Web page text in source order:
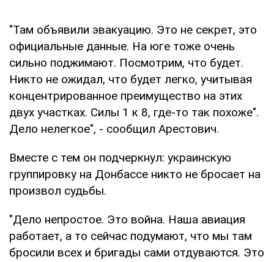
"Там объявили эвакуацию. Это не секрет, это
официальные данные. На юге тоже очень
сильно поджимают. Посмотрим, что будет.
Никто не ожидал, что будет легко, учитывая
концентрированное преимущество на этих
двух участках. Силы 1 к 8, где-то так похоже".
Дело нелегкое", - сообщил Арестович.
Вместе с тем он подчеркнул: украинскую
группировку на Донбассе никто не бросает на
произвол судьбы.
"Дело непростое. Это война. Наша авиация
работает, а то сейчас подумают, что мы там
бросили всех и бригады сами отдуваются. Это